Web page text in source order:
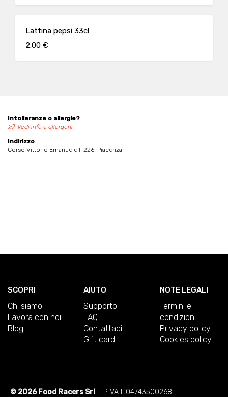
Lattina pepsi 33cl
2.00 €
Intolleranze o allergie?
Vedi info e allergeni
Indirizzo
Corso Vittorio Emanuele II 226, Piacenza
SCOPRI
Chi siamo
Lavora con noi
Blog
AIUTO
Supporto
FAQ
Contattaci
Gift card
NOTE LEGALI
Termini e
condizioni
Privacy policy
Cookies policy
© 2026 Food Racers Srl - P.IVA IT04743500268